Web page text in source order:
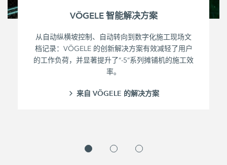
VÖGELE 智能解决方案
从自动纵横坡控制、自动转向到数字化施工现场文
档记录：VÖGELE 的创新解决方案有效减轻了用户
的工作负荷，并显著提升了“-5”系列摊铺机的施工效
率。
来自 VÖGELE 的解决方案